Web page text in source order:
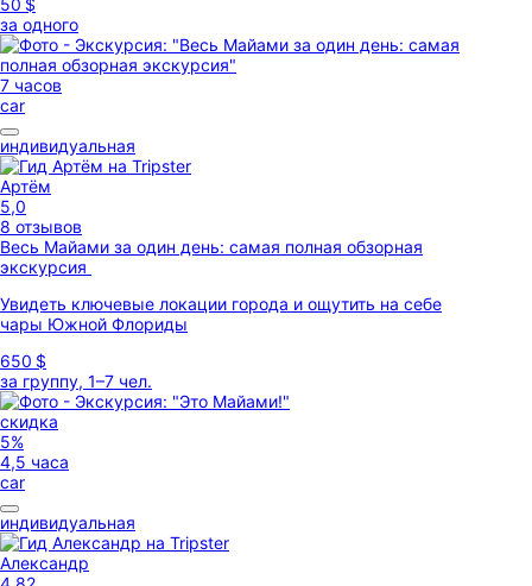
50 $
за одного
7 часов
car
индивидуальная
Артём
5,0
8 отзывов
Весь Майами за один день: самая полная обзорная
экскурсия
Увидеть ключевые локации города и ощутить на себе
чары Южной Флориды
650 $
за группу, 1–7 чел.
скидка
5%
4,5 часа
car
индивидуальная
Александр